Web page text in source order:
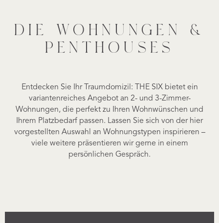
DIE WOHNUNGEN &
PENTHOUSES
Entdecken Sie Ihr Traumdomizil: THE SIX bietet ein
variantenreiches Angebot an 2- und 3-Zimmer-
Wohnungen, die perfekt zu Ihren Wohnwünschen und
Ihrem Platzbedarf passen. Lassen Sie sich von der hier
vorgestellten Auswahl an Wohnungstypen inspirieren –
viele weitere präsentieren wir gerne in einem
persönlichen Gespräch.